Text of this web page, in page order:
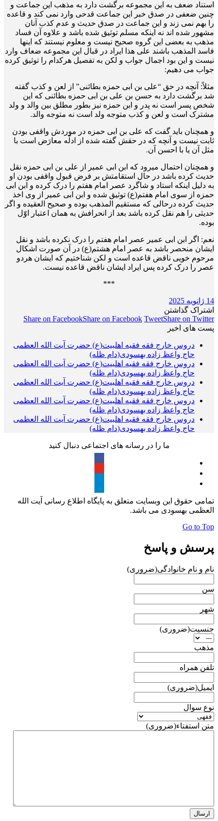
استناد ضعف به این مجموعه برگشت دارد به مذهب این جماعت و
چنین ضعفی در صدق خبر این جماعت قدحی وارد نمی کند و قاعده
را بهم نمی زند و این جماعت در صدق حدیث و عدم کذب آنان
مشهور شده اند نه اینکه مسلم توثیق شده باشد و علاوه آن فساد
مذهب به بعضی این گروه صحیح نیست و معلوم نیستند که اینها
فاسد المذهب باشند علی هذا ایراد در قبال این مجموعه ضعاف وارد
نیست و این بود اجمال جواب و لکن به تفصیل هرکدام را توثیق کرده
جواب می دهیم:
مثلاً: آنچه در حق “علی بن ابی حمزه بطائنی” از لعن و کذب گفته
شد برگشت دارد به حسن بن علی بن ابی حمزه بطائنی که این
شخص پسر است نه پدر و ابن حمزه نیز بطور مطلق بین والد و ولد
مشترک است و لعن و کذب متوجه ولد است نه متوجه والد.
و همچنان باید گفت که علی بن ابی حمزه در موردش واقفی بودن
ثابت نیست و آنچه که در حقش گفته شده از ادلّه معارَض است با
مثل آن یا با احسن آن.
و همچنان احتمال می­رود که ابن ابی عمیر از علی بن ابی حمزه نقل
حدیث کرده باشد در حال استقامتش بر فرض قبول واقفی بودن او
به دلیل اینکه استاد و شاگرد عصر امام هفتم را درک کرده و ابن ابی
حمزه از سوی امام هفتم(ع) توثیق شده و ابن ابی عمیر از وی اخذ
حدیث کرده درحالی که مستقیم المذهب بوده و صحیح العقیده و اگر
حدیثی را هم نقل کرده باشد بعد از انحرافش به همان اعتبار اوّل
بوده.
نعم: اگر ابن ابی عمیر عصر امام هفتم را درک نکرده باشد و نقل
ایشان منحصر باشد به عصر امام هشتم(ع) در آن صورت اشکال
مرحوم خویی ناقض قاعده است و لکن شناختیم که ایشان هردو
عصر را درک کرده پس ایراد ایشان ناقض قاعده نیست.
***
14 ژانویه 2025
اشتراک گذاشتن
Share on FacebookShare on Facebook TweetShare on Twitter
پست های اخیر
دروس خارج فقه فقیه اهلبیت(ع) حضرت آیت الله العظمی
حاج واعظ زاده بهسودی(دام ظله)
دروس خارج فقه فقیه اهلبیت(ع) حضرت آیت الله العظمی
حاج واعظ زاده بهسودی(دام ظله)
دروس خارج فقه فقیه اهلبیت(ع) حضرت آیت الله العظمی
حاج واعظ زاده بهسودی(دام ظله)
دروس خارج فقه فقیه اهلبیت(ع) حضرت آیت الله العظمی
حاج واعظ زاده بهسودی(دام ظله)
دروس خارج فقه فقیه اهلبیت(ع) حضرت آیت الله العظمی
حاج واعظ زاده بهسودی(دام ظله)
ما را در رسانه های اجتماعی دنبال کنید
تمامی حقوق این وبسایت متعلق به پایگاه اطلاع رسانی آیت الله
العظمی بهسودی می باشد.
Go to Top
پرسش و پاسخ
نام و نام خانوادگی(ضروری)
سن
شهر
جنسیت(ضروری)
مذهب
تلفن همراه
ایمیل(ضروری)
نوع سوال
متن استفتاء(ضروری)